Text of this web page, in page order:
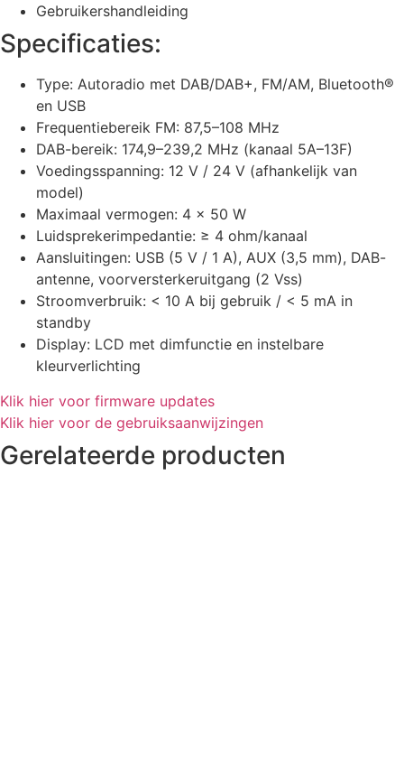
Gebruikershandleiding
Specificaties:
Type: Autoradio met DAB/DAB+, FM/AM, Bluetooth®
en USB
Frequentiebereik FM: 87,5–108 MHz
DAB-bereik: 174,9–239,2 MHz (kanaal 5A–13F)
Voedingsspanning: 12 V / 24 V (afhankelijk van
model)
Maximaal vermogen: 4 × 50 W
Luidsprekerimpedantie: ≥ 4 ohm/kanaal
Aansluitingen: USB (5 V / 1 A), AUX (3,5 mm), DAB-
antenne, voorversterkeruitgang (2 Vss)
Stroomverbruik: < 10 A bij gebruik / < 5 mA in
standby
Display: LCD met dimfunctie en instelbare
kleurverlichting
Klik hier voor firmware updates
Klik hier voor de gebruiksaanwijzingen
Gerelateerde producten